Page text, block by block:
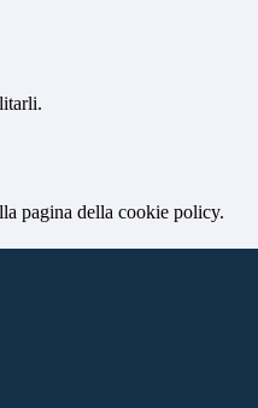
pagina della cookie policy.